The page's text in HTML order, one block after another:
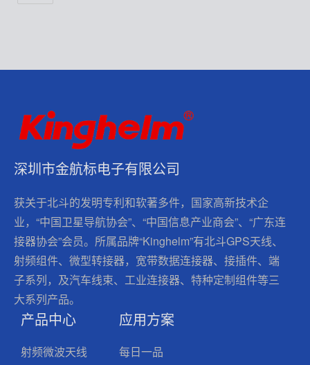
深圳市金航标电子有限公司
获关于北斗的发明专利和软著多件，国家高新技术企
业，“中国卫星导航协会”、“中国信息产业商会”、“广东连
接器协会”会员。所属品牌“Kinghelm”有北斗GPS天线、
射频组件、微型转接器，宽带数据连接器、接插件、端
子系列，及汽车线束、工业连接器、特种定制组件等三
大系列产品。
产品中心
射频微波天线
应用方案
每日一品